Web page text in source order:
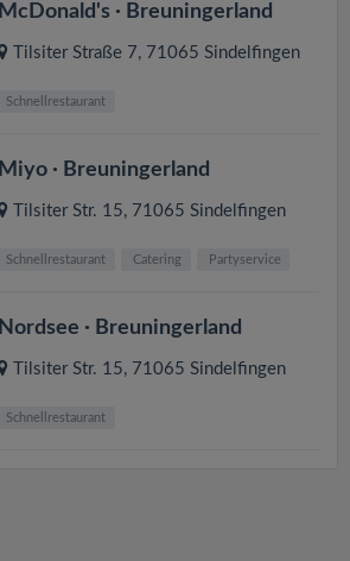
McDonald's · Breuningerland
Tilsiter Straße 7, 71065 Sindelfingen
Schnellrestaurant
Miyo · Breuningerland
Tilsiter Str. 15, 71065 Sindelfingen
Schnellrestaurant Catering Partyservice
Nordsee · Breuningerland
Tilsiter Str. 15, 71065 Sindelfingen
Schnellrestaurant